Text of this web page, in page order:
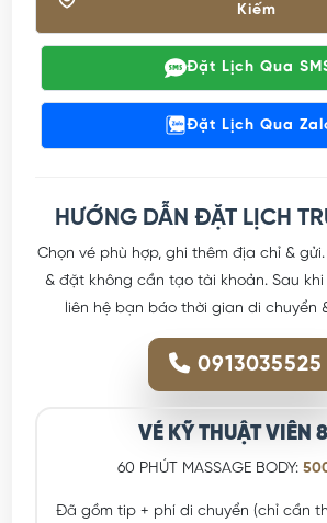
Kiếm
Đặt Lịch Qua
Đặt Lịch Qua
HƯỚNG DẪN ĐẶT LỊCH
Chọn vé phù hợp, ghi thêm địa chỉ &
& đặt không cần tạo tài khoản. Sau
liên hệ bạn báo thời gian di chuyển
0913035525
VÉ KỸ THUẬT VIÊN
60 PHÚT MASSAGE BODY:
Đã gồm tip + phí di chuyển (chỉ cần